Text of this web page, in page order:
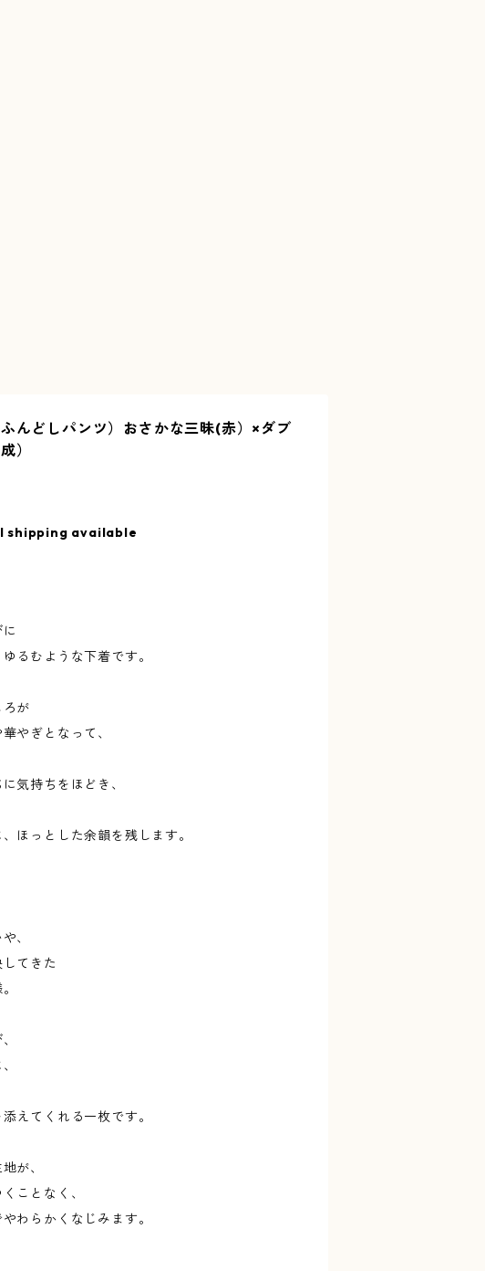
んどしパンツ）おさかな三昧(赤）×ダブ
）
shipping available
るむような下着です。
が
やぎとなって、
気持ちをほどき、
ほっとした余韻を残します。
、
てきた
えてくれる一枚です。
が、
ことなく、
わらかくなじみます。